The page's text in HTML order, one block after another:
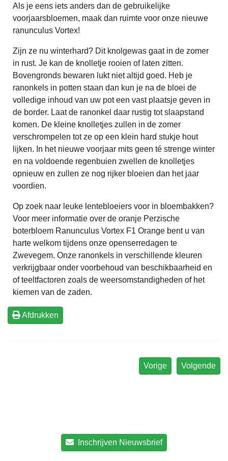
Als je eens iets anders dan de gebruikelijke
voorjaarsbloemen, maak dan ruimte voor onze nieuwe
ranunculus Vortex!
Zijn ze nu winterhard? Dit knolgewas gaat in de zomer
in rust. Je kan de knolletje rooien of laten zitten.
Bovengronds bewaren lukt niet altijd goed. Heb je
ranonkels in potten staan dan kun je na de bloei de
volledige inhoud van uw pot een vast plaatsje geven in
de border. Laat de ranonkel daar rustig tot slaapstand
komen. De kleine knolletjes zullen in de zomer
verschrompelen tot ze op een klein hard stukje hout
lijken. In het nieuwe voorjaar mits geen té strenge winter
en na voldoende regenbuien zwellen de knolletjes
opnieuw en zullen ze nog rijker bloeien dan het jaar
voordien.
Op zoek naar leuke lentebloeiers voor in bloembakken?
Voor meer informatie over de oranje Perzische
boterbloem Ranunculus Vortex F1 Orange bent u van
harte welkom tijdens onze openserredagen te
Zwevegem. Onze ranonkels in verschillende kleuren
verkrijgbaar onder voorbehoud van beschikbaarheid en
of teeltfactoren zoals de weersomstandigheden of het
kiemen van de zaden.
Afdrukken
Volgende
Vorige
Inschrijven Nieuwsbrief